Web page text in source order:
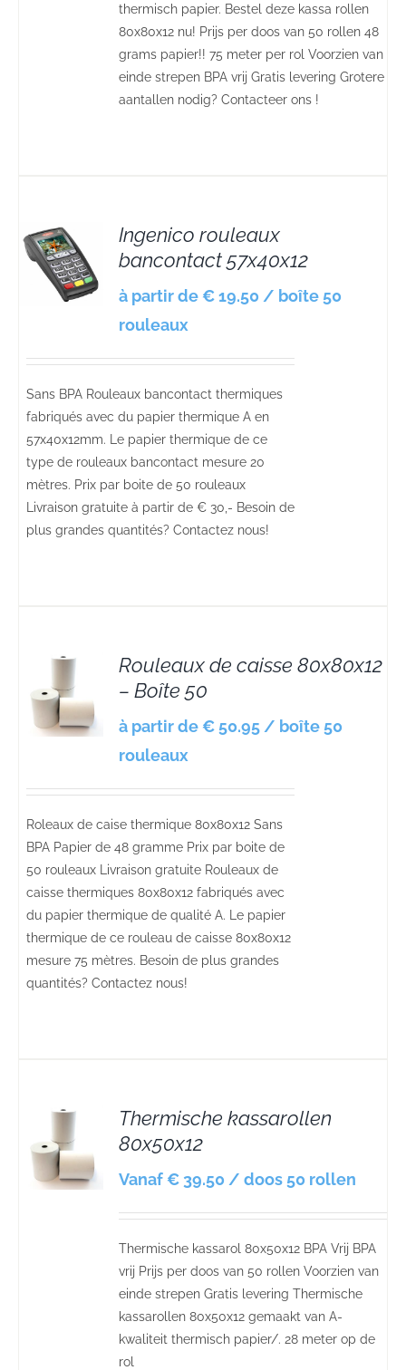
thermisch papier. Bestel deze kassa rollen
80x80x12 nu! Prijs per doos van 50 rollen 48
grams papier!! 75 meter per rol Voorzien van
einde strepen BPA vrij Gratis levering Grotere
aantallen nodig? Contacteer ons !
Ingenico rouleaux
bancontact 57x40x12
à partir de € 19.50 / boîte 50
rouleaux
Sans BPA Rouleaux bancontact thermiques
fabriqués avec du papier thermique A en
57x40x12mm. Le papier thermique de ce
type de rouleaux bancontact mesure 20
mètres. Prix par boite de 50 rouleaux
Livraison gratuite à partir de € 30,- Besoin de
plus grandes quantités? Contactez nous!
Rouleaux de caisse 80x80x12
– Boîte 50
à partir de € 50.95 / boîte 50
rouleaux
Roleaux de caise thermique 80x80x12 Sans
BPA Papier de 48 gramme Prix par boite de
50 rouleaux Livraison gratuite Rouleaux de
caisse thermiques 80x80x12 fabriqués avec
du papier thermique de qualité A. Le papier
thermique de ce rouleau de caisse 80x80x12
mesure 75 mètres. Besoin de plus grandes
quantités? Contactez nous!
Thermische kassarollen
80x50x12
Vanaf € 39.50 / doos 50 rollen
Thermische kassarol 80x50x12 BPA Vrij BPA
vrij Prijs per doos van 50 rollen Voorzien van
einde strepen Gratis levering Thermische
kassarollen 80x50x12 gemaakt van A-
kwaliteit thermisch papier/. 28 meter op de
rol